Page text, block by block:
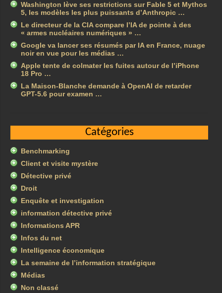
Washington lève ses restrictions sur Fable 5 et Mythos
5, les modèles les plus puissants d’Anthropic …
Le directeur de la CIA compare l’IA de pointe à des
« armes nucléaires numériques » …
Google va lancer ses résumés par IA en France, nuage
noir en vue pour les médias …
Apple tente de colmater les fuites autour de l’iPhone
18 Pro …
La Maison-Blanche demande à OpenAI de retarder
GPT-5.6 pour examen …
Catégories
Benchmarking
Client et visite mystère
Détective privé
Droit
Enquête et investigation
information détective privé
Informations APR
Infos du net
Intelligence économique
La semaine de l’information stratégique
Médias
Non classé